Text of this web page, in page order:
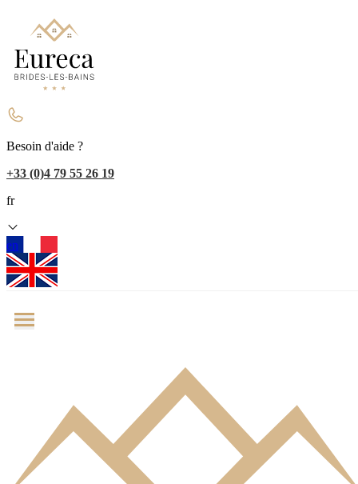
Besoin d'aide ?
+33 (0)4 79 55 26 19
fr
en
Mentions légales